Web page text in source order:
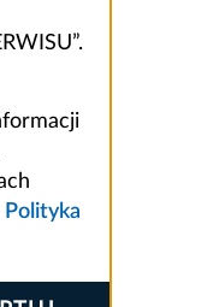
Polityka